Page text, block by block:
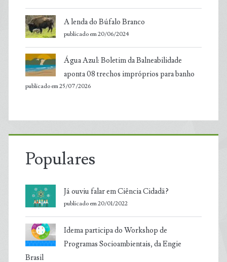
A lenda do Búfalo Branco
publicado em 20/06/2024
Água Azul: Boletim da Balneabilidade
aponta 08 trechos impróprios para banho
publicado em 25/07/2026
Populares
Já ouviu falar em Ciência Cidadã?
publicado em 20/01/2022
Idema participa do Workshop de
Programas Socioambientais, da Engie
Brasil